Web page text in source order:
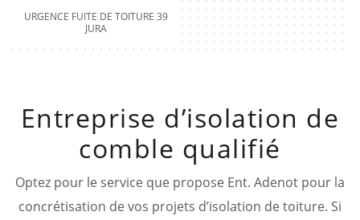
URGENCE FUITE DE TOITURE 39
JURA
Entreprise d’isolation de
comble qualifié
Optez pour le service que propose Ent. Adenot pour la
concrétisation de vos projets d’isolation de toiture. Si